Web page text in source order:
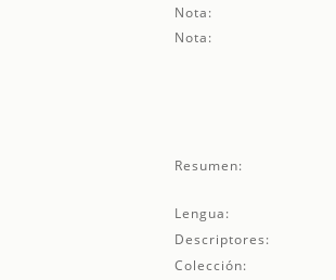
Nota:
Nota:
Resumen:
Lengua:
Descriptores:
Colección: